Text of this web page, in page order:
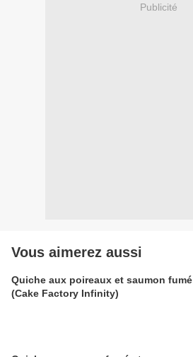
Publicité
Vous aimerez aussi
Quiche aux poireaux et saumon fumé
(Cake Factory Infinity)